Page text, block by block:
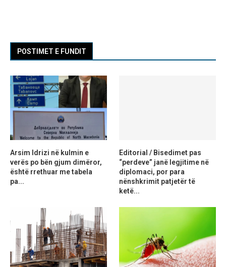
POSTIMET E FUNDIT
Arsim Idrizi në kulmin e
verës po bën gjum dimëror,
është rrethuar me tabela
pa...
Editorial / Bisedimet pas
“perdeve” janë legjitime në
diplomaci, por para
nënshkrimit patjetër të
ketë...